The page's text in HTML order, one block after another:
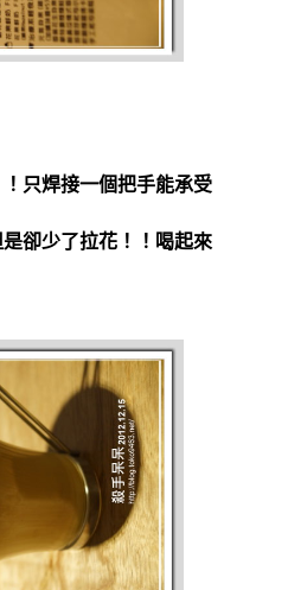
只焊接一個把手能承受
卻少了拉花！！喝起來